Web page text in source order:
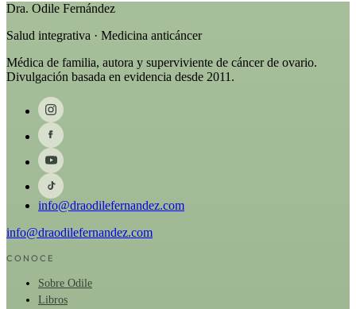
Dra. Odile Fernández
Salud integrativa · Medicina anticáncer
Médica de familia, autora y superviviente de cáncer de ovario.
Divulgación basada en evidencia desde 2011.
info@draodilefernandez.com
info@draodilefernandez.com
CONOCE
Sobre Odile
Libros